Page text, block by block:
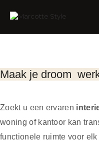
Maak je droom
Zoekt u een ervaren
woning of kantoor kan
functionele ruimte voor